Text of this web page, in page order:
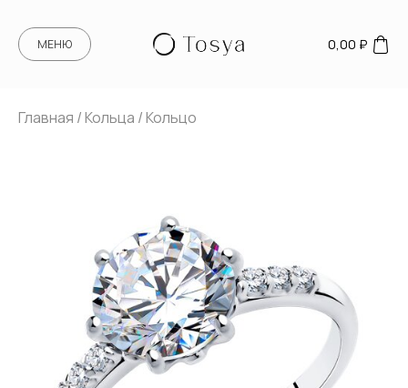
МЕНЮ 0,00 ₽
Главная /Кольца / Кольцо